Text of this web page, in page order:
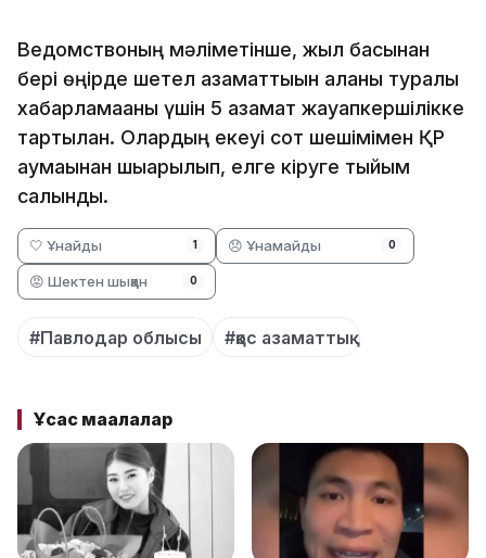
Ведомствоның мәліметінше, жыл басынан
бері өңірде шетел азаматтығын алғаны туралы
хабарламағаны үшін 5 азамат жауапкершілікке
тартылған. Олардың екеуі сот шешімімен ҚР
аумағынан шығарылып, елге кіруге тыйым
салынды.
🤍 Ұнайды 1 😞 Ұнамайды 0
😡 Шектен шыққан 0
#Павлодар облысы #қос азаматтық
Ұқсас мақалалар